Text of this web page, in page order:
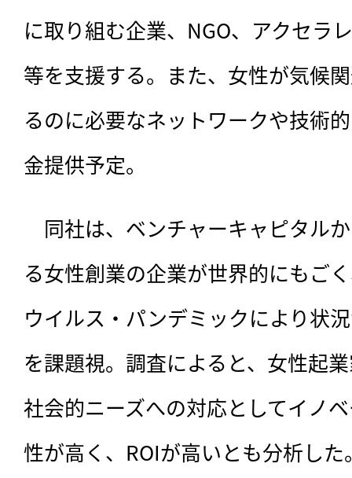
に取り組む企業、NGO、アクセラ
等を支援する。また、女性が気候
るのに必要なネットワークや技術
金提供予定。
同社は、ベンチャーキャピタル
る女性創業の企業が世界的にもご
ウイルス・パンデミックにより状
を課題視。調査によると、女性起
社会的ニーズへの対応としてイノ
性が高く、ROIが高いとも分析した